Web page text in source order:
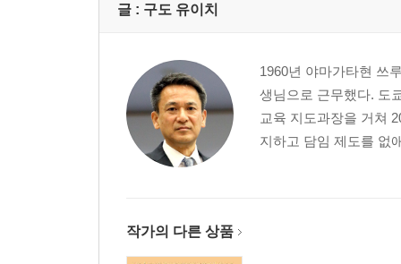
글 : 구도 유이치
1960년 야마가타현 쓰
생님으로 근무했다. 도
교육 지도과장을 거쳐
지하고 담임 제도를 없
작가의 다른 상품